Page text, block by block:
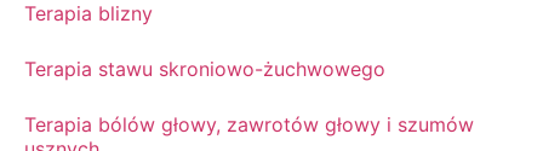
Terapia blizny
Terapia stawu skroniowo-żuchwowego
Terapia bólów głowy, zawrotów głowy i szumów